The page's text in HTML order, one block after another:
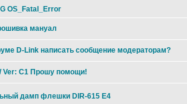
OS_Fatal_Error
мануал
D-Link написать сообщение модераторам?
Ver: C1 Прошу помощи!
дамп флешки DIR-615 E4